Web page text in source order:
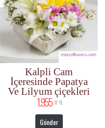
Kalpli Cam
İçeresinde Papatya
Ve Lilyum çiçekleri
1.955 ,17 TL
Gönder